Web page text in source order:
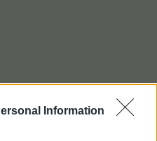
Information